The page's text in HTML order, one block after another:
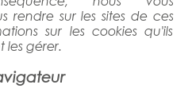
rendre sur les sites de ces
sur les cookies qu'ils
gérer.